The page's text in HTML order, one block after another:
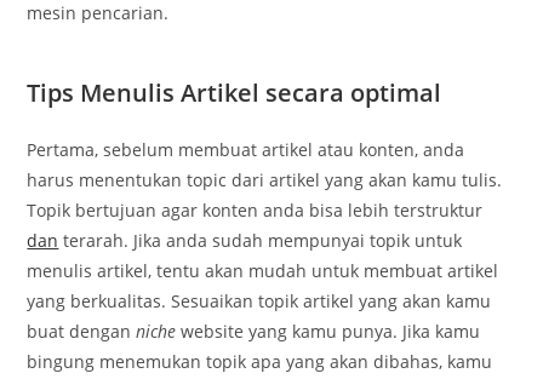
mesin pencarian.
Tips Menulis Artikel secara optimal
Pertama, sebelum membuat artikel atau konten, anda
harus menentukan topic dari artikel yang akan kamu tulis.
Topik bertujuan agar konten anda bisa lebih terstruktur
dan terarah. Jika anda sudah mempunyai topik untuk
menulis artikel, tentu akan mudah untuk membuat artikel
yang berkualitas. Sesuaikan topik artikel yang akan kamu
buat denganniche website yang kamu punya. Jika kamu
bingung menemukan topik apa yang akan dibahas, kamu